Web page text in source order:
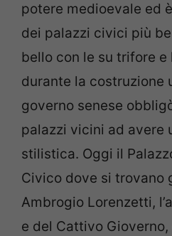
potere medioevale ed
dei palazzi civici più
bello con le su trifore e
durante la costruzione
governo senese
palazzi vicini ad avere
stilistica. Oggi il
Civico dove si trovano
Ambrogio Lorenzetti,
e del Cattivo Gioverno,